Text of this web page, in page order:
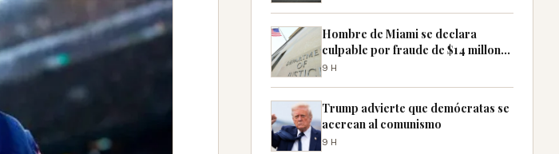
Hombre de Miami se declara
culpable por fraude de $14 millones
con cheques falsos
9H
Trump advierte que demócratas se
acercan al comunismo
9H